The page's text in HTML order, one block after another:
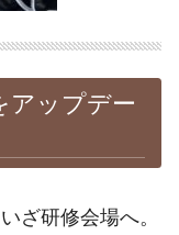
アップデー
ざ研修会場へ。